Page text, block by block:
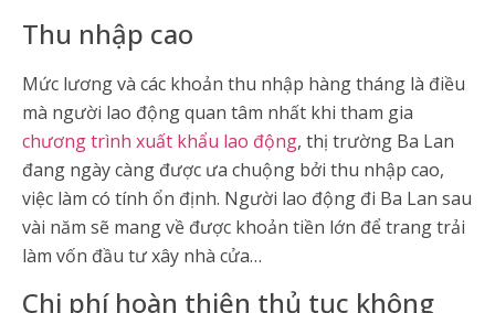
Thu nhập cao
Mức lương và các khoản thu nhập hàng tháng là điều
mà người lao động quan tâm nhất khi tham gia
chương trình xuất khẩu lao động, thị trường Ba Lan
đang ngày càng được ưa chuộng bởi thu nhập cao,
việc làm có tính ổn định. Người lao động đi Ba Lan sau
vài năm sẽ mang về được khoản tiền lớn để trang trải
làm vốn đầu tư xây nhà cửa…
Chi phí hoàn thiện thủ tục không